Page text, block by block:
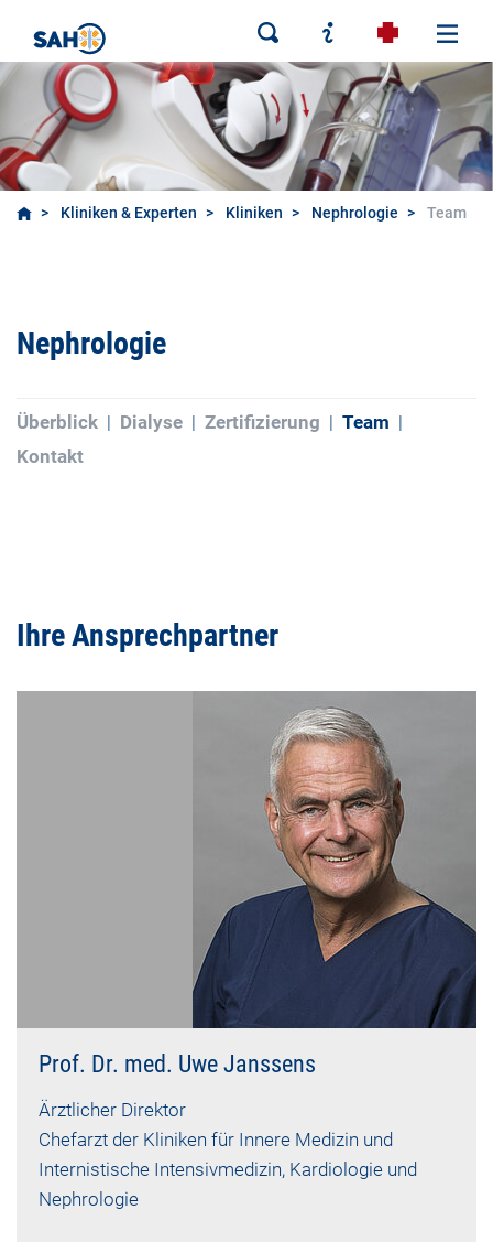
Kliniken & Experten Kliniken Nephrologie Team
Nephrologie
Überblick Dialyse Zertifizierung
Team
Kontakt
Ihre Ansprechpartner
Prof. Dr. med. Uwe Janssens
Ärztlicher Direktor
Chefarzt der Kliniken für Innere Medizin und
Internistische Intensivmedizin, Kardiologie und
Nephrologie